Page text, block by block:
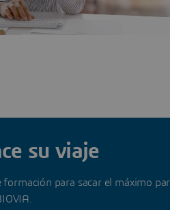
su viaje
para sacar el máximo